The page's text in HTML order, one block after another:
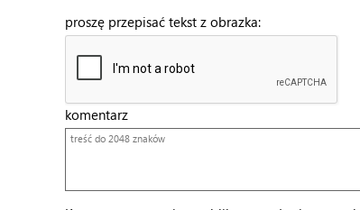
proszę przepisać tekst z obrazka:
komentarz